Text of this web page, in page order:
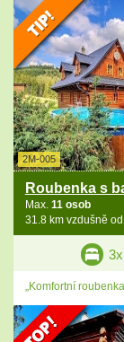
2M-005
Roubenka s
Max. 11 osob
31.8 km vzdušně
3x
„Komfortní